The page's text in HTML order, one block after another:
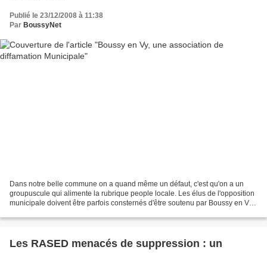
Publié le 23/12/2008 à 11:38
Par BoussyNet
Dans notre belle commune on a quand même un défaut, c'est qu'on a un
groupuscule qui alimente la rubrique people locale. Les élus de l'opposition
municipale doivent être parfois consternés d'être soutenu par Boussy en Vy
Les RASED menacés de suppression : un